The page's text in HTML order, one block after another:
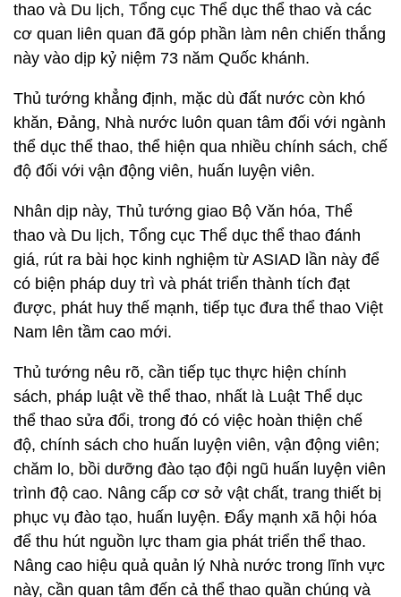
thao và Du lịch, Tổng cục Thể dục thể thao và các
cơ quan liên quan đã góp phần làm nên chiến thắng
này vào dịp kỷ niệm 73 năm Quốc khánh.
Thủ tướng khẳng định, mặc dù đất nước còn khó
khăn, Đảng, Nhà nước luôn quan tâm đối với ngành
thể dục thể thao, thể hiện qua nhiều chính sách, chế
độ đối với vận động viên, huấn luyện viên.
Nhân dịp này, Thủ tướng giao Bộ Văn hóa, Thể
thao và Du lịch, Tổng cục Thể dục thể thao đánh
giá, rút ra bài học kinh nghiệm từ ASIAD lần này để
có biện pháp duy trì và phát triển thành tích đạt
được, phát huy thế mạnh, tiếp tục đưa thể thao Việt
Nam lên tầm cao mới.
Thủ tướng nêu rõ, cần tiếp tục thực hiện chính
sách, pháp luật về thể thao, nhất là Luật Thể dục
thể thao sửa đổi, trong đó có việc hoàn thiện chế
độ, chính sách cho huấn luyện viên, vận động viên;
chăm lo, bồi dưỡng đào tạo đội ngũ huấn luyện viên
trình độ cao. Nâng cấp cơ sở vật chất, trang thiết bị
phục vụ đào tạo, huấn luyện. Đẩy mạnh xã hội hóa
để thu hút nguồn lực tham gia phát triển thể thao.
Nâng cao hiệu quả quản lý Nhà nước trong lĩnh vực
này, cần quan tâm đến cả thể thao quần chúng và